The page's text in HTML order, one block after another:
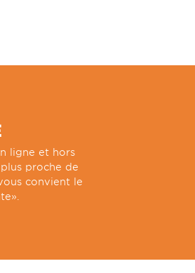
ligne et hors
proche de
convient le